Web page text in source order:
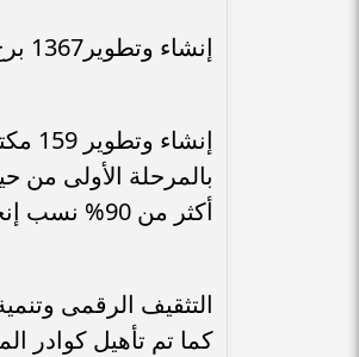
إنشاء وتطوير1367 برج محمول لتحسين جودة خدمات الاتصالات بقرى حياة كريمة.
أكثر من 90% نسب إنجاز فى تطوير مكاتب البريد بكافة مراحل مبادرة حياة كريمة.
كما تم تأهيل كوادر